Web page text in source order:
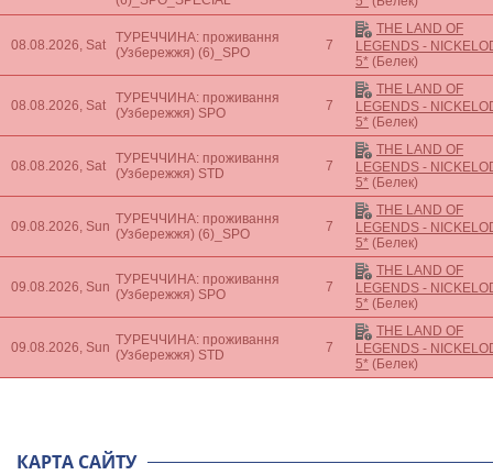
08.08.2026, Sat
ТУРЕЧЧИНА: проживання
(Узбережжя) (6)_SPO 7
THE LAND OF
LEGENDS -
5* (Белек)
08.08.2026, Sat
ТУРЕЧЧИНА: проживання
(Узбережжя) SPO 7
THE LAND OF
LEGENDS -
5* (Белек)
08.08.2026, Sat
ТУРЕЧЧИНА: проживання
(Узбережжя) STD 7
THE LAND OF
LEGENDS -
5* (Белек)
09.08.2026, Sun ТУРЕЧЧИНА: проживання
(Узбережжя) (6)_SPO 7
THE LAND OF
LEGENDS -
5* (Белек)
09.08.2026, Sun ТУРЕЧЧИНА: проживання
(Узбережжя) SPO 7
THE LAND OF
LEGENDS -
5* (Белек)
09.08.2026, Sun ТУРЕЧЧИНА: проживання
(Узбережжя) STD 7
THE LAND OF
LEGENDS -
5* (Белек)
КАРТА САЙТУ